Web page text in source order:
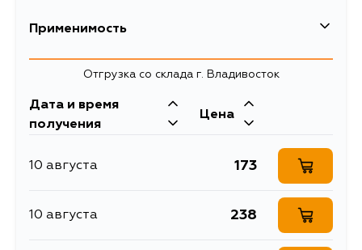
EAN-13
Длина упаковки, мм 35
Масса, кг 0.017
Применимость
Nissan
Кузов Двигатель
ANZ10, AZ10, Z10, K11E, K11, WK11,
CGA3DE, CG13DE,
Отгрузка со склада г. Владивосток
Дата и время
получения
Цена
10 августа 173
10 августа 238